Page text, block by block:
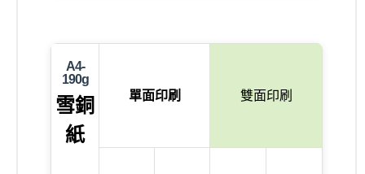
A4-
190g
雪銅
紙
單面印刷 雙面印刷